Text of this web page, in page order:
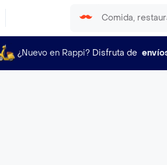
¿Nuevo en Rappi? Disfruta de